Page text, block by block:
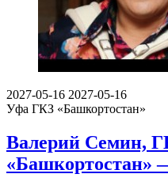
2027-05-16 2027-05-16
Уфа ГКЗ «Башкортостан»
Валерий Семин,
«Башкортостан»